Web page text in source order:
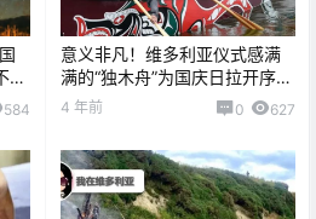
584
意义非凡！维多利亚仪式感满
满的“独木舟”为国庆日拉开序
幕！
4 年前 0 627